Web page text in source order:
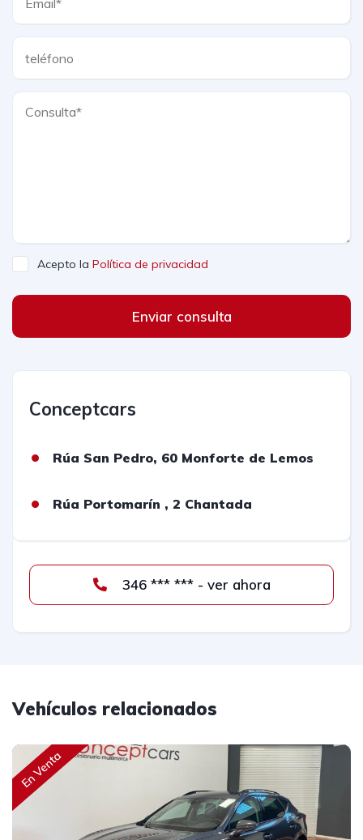
Acepto la Política de privacidad
Enviar consulta
Conceptcars
Rúa San Pedro, 60 Monforte de Lemos
Rúa Portomarín , 2 Chantada
346 *** *** - ver ahora
Vehículos relacionados
En Venta